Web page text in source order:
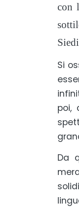
con
Si
poi,
Da